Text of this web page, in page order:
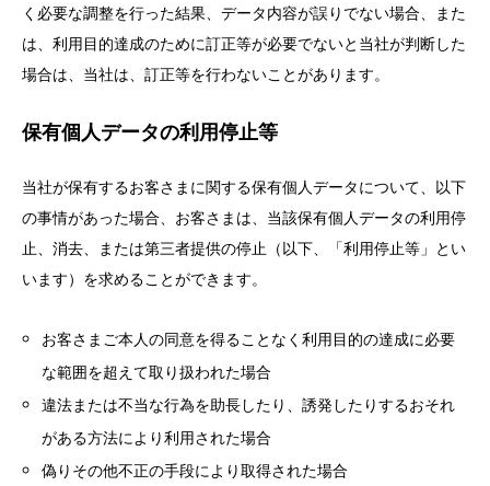
く必要な調整を行った結果、データ内容が誤りでない場合、また
は、利用目的達成のために訂正等が必要でないと当社が判断した
場合は、当社は、訂正等を行わないことがあります。
保有個人データの利用停止等
当社が保有するお客さまに関する保有個人データについて、以下
の事情があった場合、お客さまは、当該保有個人データの利用停
止、消去、または第三者提供の停止（以下、「利用停止等」とい
います）を求めることができます。
お客さまご本人の同意を得ることなく利用目的の達成に必要
な範囲を超えて取り扱われた場合
違法または不当な行為を助長したり、誘発したりするおそれ
がある方法により利用された場合
偽りその他不正の手段により取得された場合